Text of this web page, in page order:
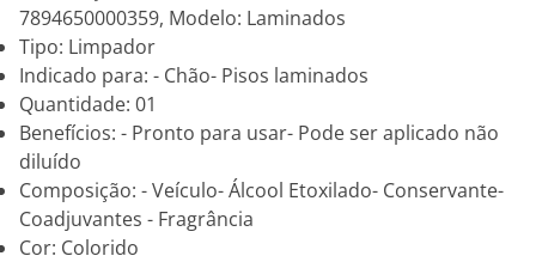
7894650000359, Modelo: Laminados
Tipo: Limpador
Indicado para: - Chão- Pisos laminados
Quantidade: 01
Benefícios: - Pronto para usar- Pode ser aplicado não
diluído
Composição: - Veículo- Álcool Etoxilado- Conservante-
Coadjuvantes - Fragrância
Cor: Colorido